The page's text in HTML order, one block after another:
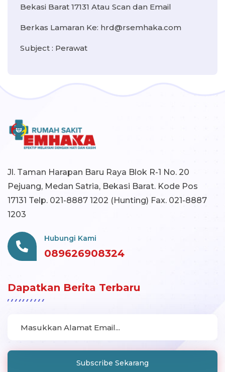
Bekasi Barat 17131 Atau Scan dan Email
Berkas Lamaran Ke: hrd@rsemhaka.com
Subject : Perawat
Jl. Taman Harapan Baru Raya Blok R-1 No. 20
Pejuang, Medan Satria, Bekasi Barat. Kode Pos
17131 Telp. 021-8887 1202 (Hunting) Fax. 021-8887
1203
Hubungi Kami
089626908324
Dapatkan Berita Terbaru
Subscribe Sekarang